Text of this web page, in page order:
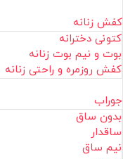
کفش زنانه
کتونی دخترانه
بوت و نیم بوت زنانه
کفش روزمره و راحتی زنانه
جوراب
بدون ساق
ساقدار
نیم ساق